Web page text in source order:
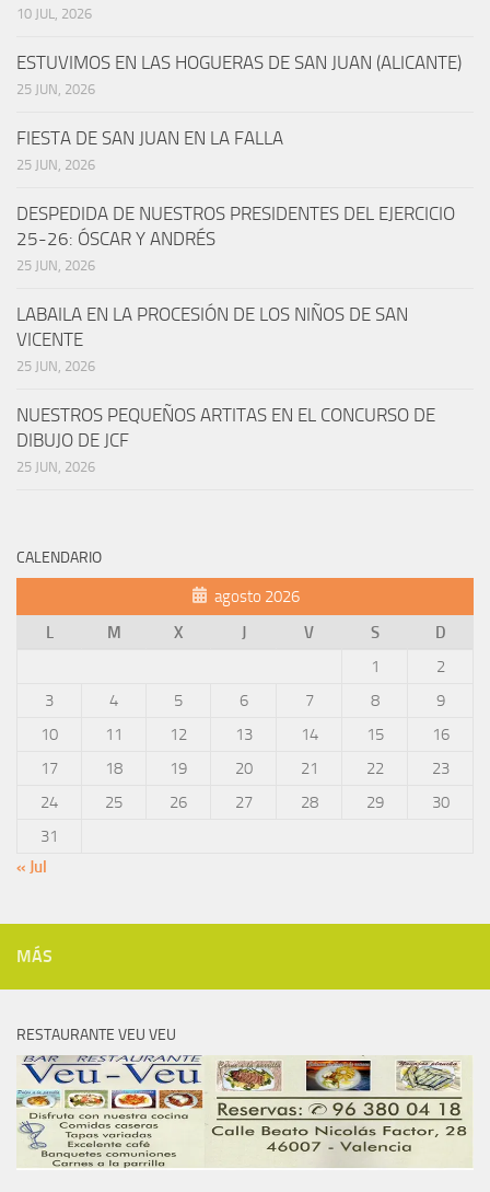
10 JUL, 2026
ESTUVIMOS EN LAS HOGUERAS DE SAN JUAN (ALICANTE)
25 JUN, 2026
FIESTA DE SAN JUAN EN LA FALLA
25 JUN, 2026
DESPEDIDA DE NUESTROS PRESIDENTES DEL EJERCICIO
25-26: ÓSCAR Y ANDRÉS
25 JUN, 2026
LABAILA EN LA PROCESIÓN DE LOS NIÑOS DE SAN
VICENTE
25 JUN, 2026
NUESTROS PEQUEÑOS ARTITAS EN EL CONCURSO DE
DIBUJO DE JCF
25 JUN, 2026
CALENDARIO
agosto 2026
L
M X J V S
D
1
2
3
4 5 6 7 8
9
10
11 12 13 14 15
16
17
18 19 20 21 22
23
24
25 26 27 28 29
30
31
« Jul
MÁS
RESTAURANTE VEU VEU